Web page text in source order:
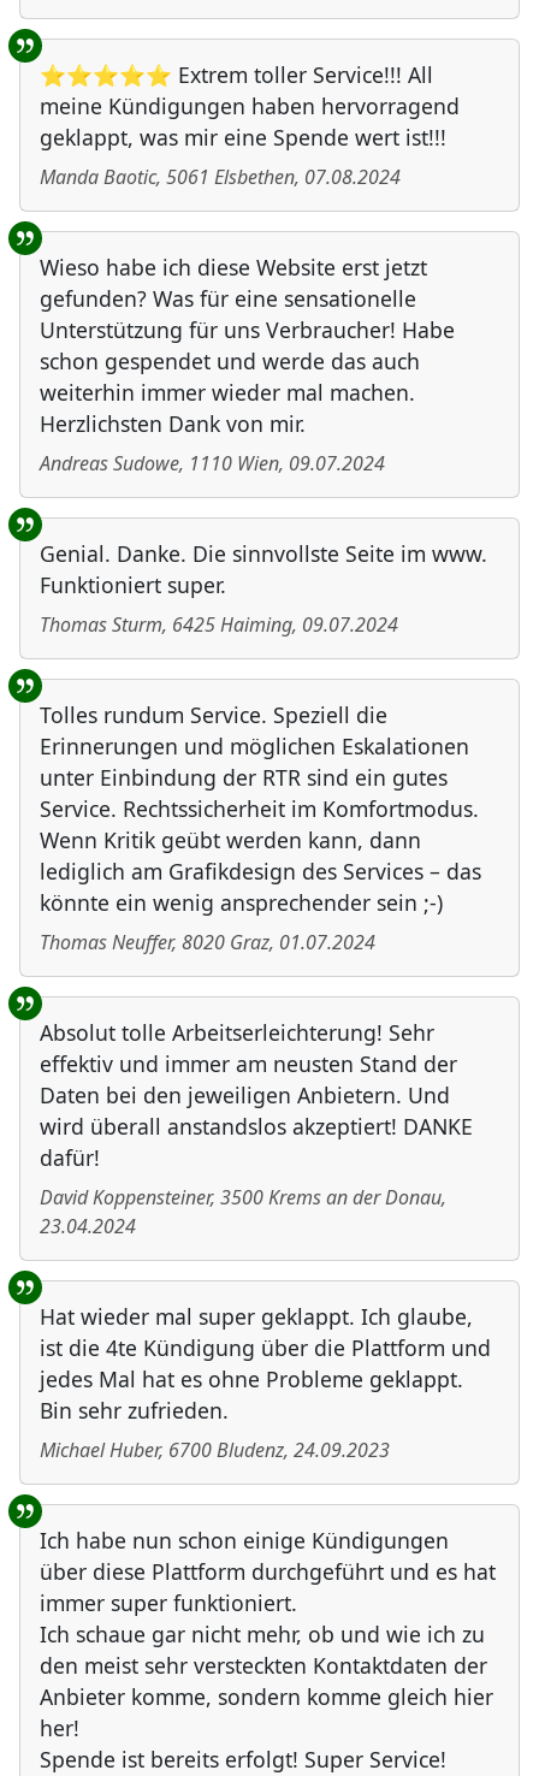
⭐⭐⭐⭐⭐ Extrem toller Service!!! All
meine Kündigungen haben hervorragend
geklappt, was mir eine Spende wert ist!!!
Manda Baotic, 5061 Elsbethen, 07.08.2024
Wieso habe ich diese Website erst jetzt
gefunden? Was für eine sensationelle
Unterstützung für uns Verbraucher! Habe
schon gespendet und werde das auch
weiterhin immer wieder mal machen.
Herzlichsten Dank von mir.
Andreas Sudowe, 1110 Wien, 09.07.2024
Genial. Danke. Die sinnvollste Seite im www.
Funktioniert super.
Thomas Sturm, 6425Haiming, 09.07.2024
Tolles rundum Service. Speziell die
Erinnerungen und möglichen Eskalationen
unter Einbindung der RTR sind ein gutes
Service. Rechtssicherheit im Komfortmodus.
Wenn Kritik geübt werden kann, dann
lediglich am Grafikdesign des Services – das
könnte ein wenig ansprechender sein ;-)
Thomas Neuffer, 8020 Graz, 01.07.2024
Absolut tolle Arbeitserleichterung! Sehr
effektiv und immer am neusten Stand der
Daten bei den jeweiligen Anbietern. Und
wird überall anstandslos akzeptiert! DANKE
dafür!
David Koppensteiner, 3500Krems an der Donau,
23.04.2024
Hat wieder mal super geklappt. Ich glaube,
ist die 4te Kündigung über die Plattform und
jedes Mal hat es ohne Probleme geklappt.
Bin sehr zufrieden.
Michael Huber, 6700Bludenz, 24.09.2023
Ich habe nun schon einige Kündigungen
über diese Plattform durchgeführt und es hat
immer super funktioniert.
Ich schaue gar nicht mehr, ob und wie ich zu
den meist sehr versteckten Kontaktdaten der
Anbieter komme, sondern komme gleich hier
her!
Spende ist bereits erfolgt! Super Service!